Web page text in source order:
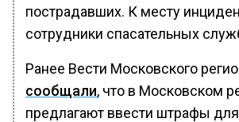
пострадавших. К месту
сотрудники спасательных
Ранее Вести Московского
сообщали, что в Московском
предлагают ввести штрафы